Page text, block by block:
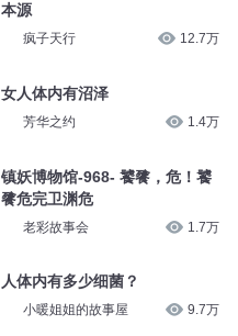
本源
疯子天行 12.7万
女人体内有沼泽
芳华之约 1.4万
镇妖博物馆-968- 饕餮，危！饕
餮危完卫渊危
老彩故事会 1.7万
人体内有多少细菌？
小暖姐姐的故事屋 9.7万